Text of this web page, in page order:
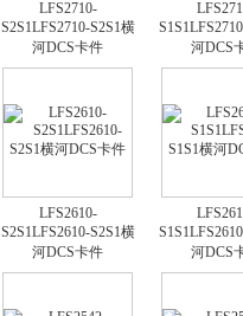
LFS2710-
S2S1LFS2710-S2S1横
河DCS卡件
河DCS
LFS2610-
S2S1LFS2610-S2S1横
河DCS卡件
河DCS